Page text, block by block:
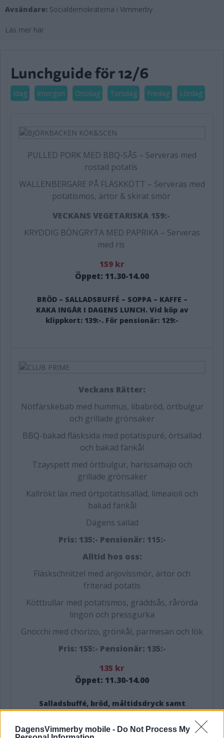
DagensVimmerby mobile - Do Not Process My
Avsändare: Socialdemokraterna i Vimmerby
Läs mer här
Lunchguide för 12/6
Idag Imorgon Onsdag Torsdag Fredag Lördag
PULLED PORK MED BBQ-SÅS – Serveras med
rostad potatis
WALLENBERGARE PÅ FLÄSKKÖTT – Serveras med
potatismos, ärtor & skirat smör
VECKANS VEGETARISKA 159:-
KRYDDIG BÖNGRYTA MED PAPRIKA – Serveras
med ris
159 kr
Öppet: 11.30-14.00
BRÖD – SALLADSBUFFÉ – SOPPA – KAFFE –
KAKA INGÅR I DAGENS LUNCH. Vid köp av
klippkort: 139:-. För pensionär: 129:-
Veckans Rätter:
Nötfärskebab med hummus, libabröd, örtbulgur
och grillade grönsaker
BBQ-bakad fläsksida med potatispuré, örtsallad
och bakad fänkål
Tzayspett med örtbulgur, harissamajo och
grillade grönsaker
Kallrökt lax med örtpotatissallad, limeaioli och
bakad fänkål
Dagens sallad
Pris: 135:- Pensionär: 115:-
Alltid hos oss:
Fläskschnitzel med anjovissmör, ärtor och
friterad potatis
Köttbullar med potatismos, gräddsås, rårörda
lingon och pressgurka
Gnocchi med chorizo, grönkål, parmesan och lök
Pris: 155:- Pensionär: 135:-
135 kr
Öppet: 11.30-14.00
Salladsbuffé, bröd, måltidsdryck samt
kaffe & hembakad småkaka ingår alltid.
Pensionärspris: 115:- På fredagar bjuder vi
på något extra gott till kaffet!